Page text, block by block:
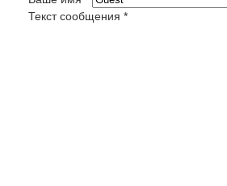
Текст сообщения *